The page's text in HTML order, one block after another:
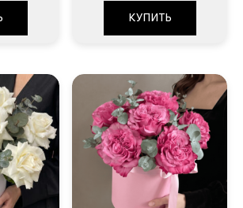
КУПИТЬ